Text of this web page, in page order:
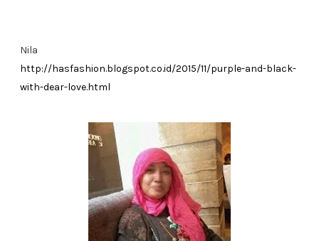
Nila
http://hasfashion.blogspot.co.id/2015/11/purple-and-black-
with-dear-love.html